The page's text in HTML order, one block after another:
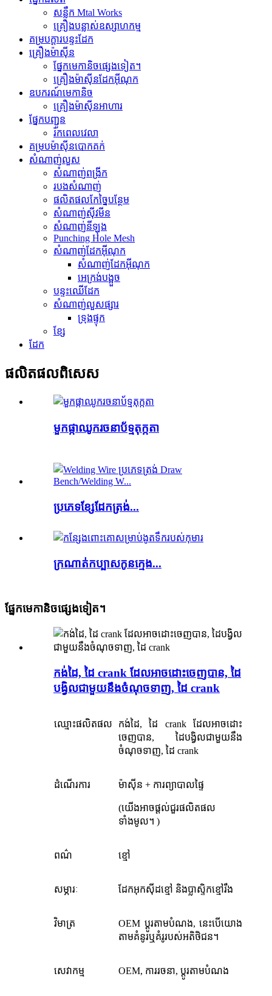
សន្លឹក Mtal Works
គ្រឿងបន្លាស់ឧស្សាហកម្ម
គម្របក្តារបន្ទះដែក
គ្រឿងម៉ាស៊ីន
ផ្នែកមេកានិចផ្សេងទៀត។
គ្រឿងម៉ាស៊ីនដែកអ៊ីណុក
ឧបករណ៍មេកានិច
គ្រឿងម៉ាស៊ីនអាហារ
ផ្នែកបញ្ជូន
រ៉កពេលវេលា
គម្របម៉ាស៊ីនបោកគក់
សំណាញ់​លួស
សំណាញ់ពង្រីក
របងសំណាញ់
ផលិតផលកែច្នៃបន្ថែម
សំណាញ់​ស៊ី​វ​មីន​
សំណាញ់នីឡុង
Punching Hole Mesh
សំណាញ់ដែកអ៊ីណុក
សំណាញ់ដែកអ៊ីណុក
អេក្រង់បង្អួច
បន្ទះឈើដែក
សំណាញ់លួសផ្សារ
ទ្រុងផ្ទុក
ខ្សែ
ដែក
ផលិតផល​ពិសេស
មួកផ្កាឈូករចនាប័ទ្មតុក្កតា
ប្រភេទខ្សែដែកត្រង់...
ក្រណាត់កប្បាសកូនក្មេង...
ផ្នែកមេកានិចផ្សេងទៀត។
កង់ដៃ, ដៃ crank ដែលអាចដោះចេញបាន, ដៃ
បង្វិលជាមួយនឹងចំណុចទាញ, ដៃ crank
ឈ្មោះ​ផលិតផល
កង់ដៃ, ដៃ crank ដែលអាចដោះ
ចេញបាន, ដៃបង្វិលជាមួយនឹង
ចំណុចទាញ, ដៃ crank
ដំណើរការ ម៉ាស៊ីន + ការព្យាបាលផ្ទៃ
(យើងអាចផ្តល់ជួរផលិតផល
ទាំងមូល។ )
ពណ៌ ខ្មៅ
សម្ភារៈ ដែកអុកស៊ីដខ្មៅ និងប្លាស្ទិកខ្មៅរឹង
វិមាត្រ
OEM ប្ដូរតាមបំណង, នេះបើយោង
តាមគំនូរឬគំរូរបស់អតិថិជន។
សេវាកម្ម OEM, ការរចនា, ប្ដូរតាមបំណង